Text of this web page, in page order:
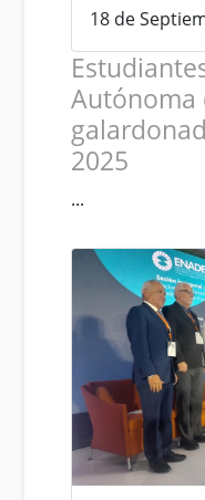
18 de
Autónoma
2025
...